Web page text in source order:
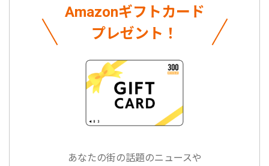
Amazonギフトカード
プレゼント！
あなたの街の話題のニュースや